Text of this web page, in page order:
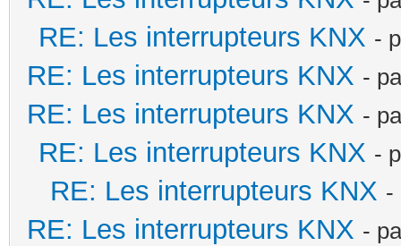
RE: Les interrupteurs KNX -
RE: Les interrupteurs KNX -
RE: Les interrupteurs KNX -
RE: Les interrupteurs KNX -
RE: Les interrupteurs KNX -
RE: Les interrupteurs KNX -